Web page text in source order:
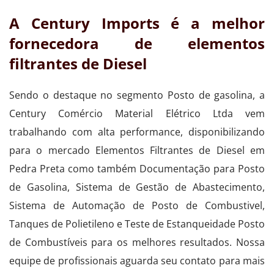
A Century Imports é a melhor
fornecedora de elementos
filtrantes de Diesel
Sendo o destaque no segmento Posto de gasolina, a
Century Comércio Material Elétrico Ltda vem
trabalhando com alta performance, disponibilizando
para o mercado Elementos Filtrantes de Diesel em
Pedra Preta como também Documentação para Posto
de Gasolina, Sistema de Gestão de Abastecimento,
Sistema de Automação de Posto de Combustivel,
Tanques de Polietileno e Teste de Estanqueidade Posto
de Combustíveis para os melhores resultados. Nossa
equipe de profissionais aguarda seu contato para mais